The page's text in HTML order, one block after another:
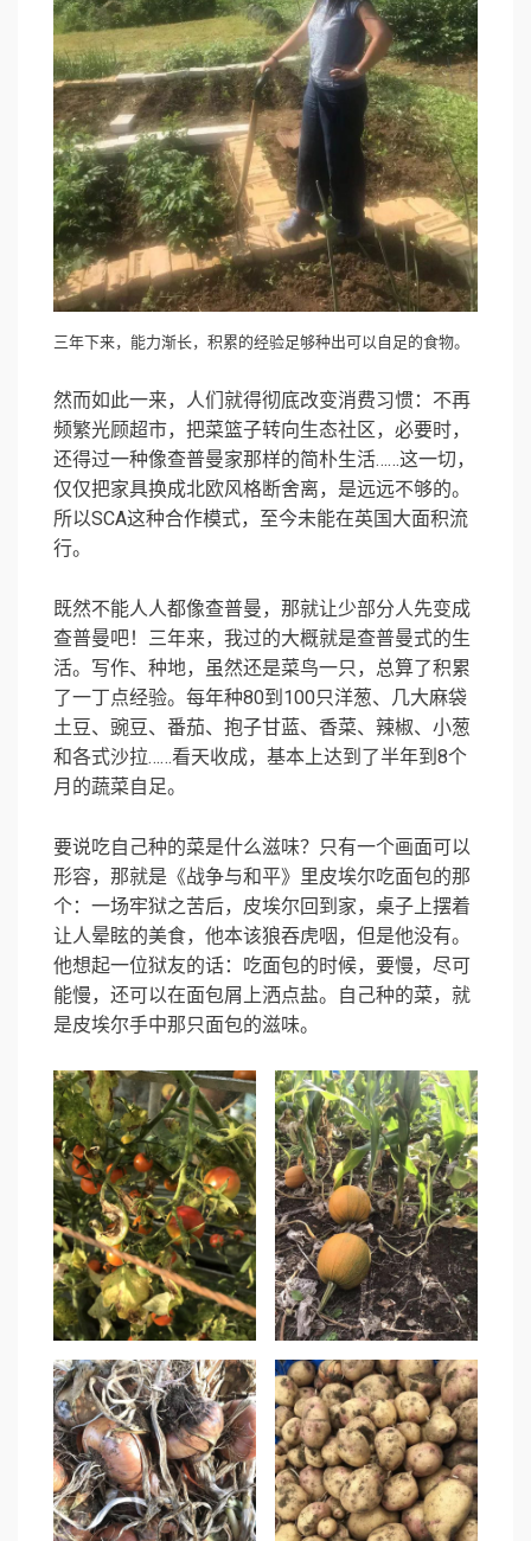
三年下来，能力渐长，积累的经验足够种出可以自足的食物。
然而如此一来，人们就得彻底改变消费习惯：不再
频繁光顾超市，把菜篮子转向生态社区，必要时，
还得过一种像查普曼家那样的简朴生活……这一切，
仅仅把家具换成北欧风格断舍离，是远远不够的。
所以SCA这种合作模式，至今未能在英国大面积流
行。
既然不能人人都像查普曼，那就让少部分人先变成
查普曼吧！三年来，我过的大概就是查普曼式的生
活。写作、种地，虽然还是菜鸟一只，总算了积累
了一丁点经验。每年种80到100只洋葱、几大麻袋
土豆、豌豆、番茄、抱子甘蓝、香菜、辣椒、小葱
和各式沙拉……看天收成，基本上达到了半年到8个
月的蔬菜自足。
要说吃自己种的菜是什么滋味？只有一个画面可以
形容，那就是《战争与和平》里皮埃尔吃面包的那
个：一场牢狱之苦后，皮埃尔回到家，桌子上摆着
让人晕眩的美食，他本该狼吞虎咽，但是他没有。
他想起一位狱友的话：吃面包的时候，要慢，尽可
能慢，还可以在面包屑上洒点盐。自己种的菜，就
是皮埃尔手中那只面包的滋味。